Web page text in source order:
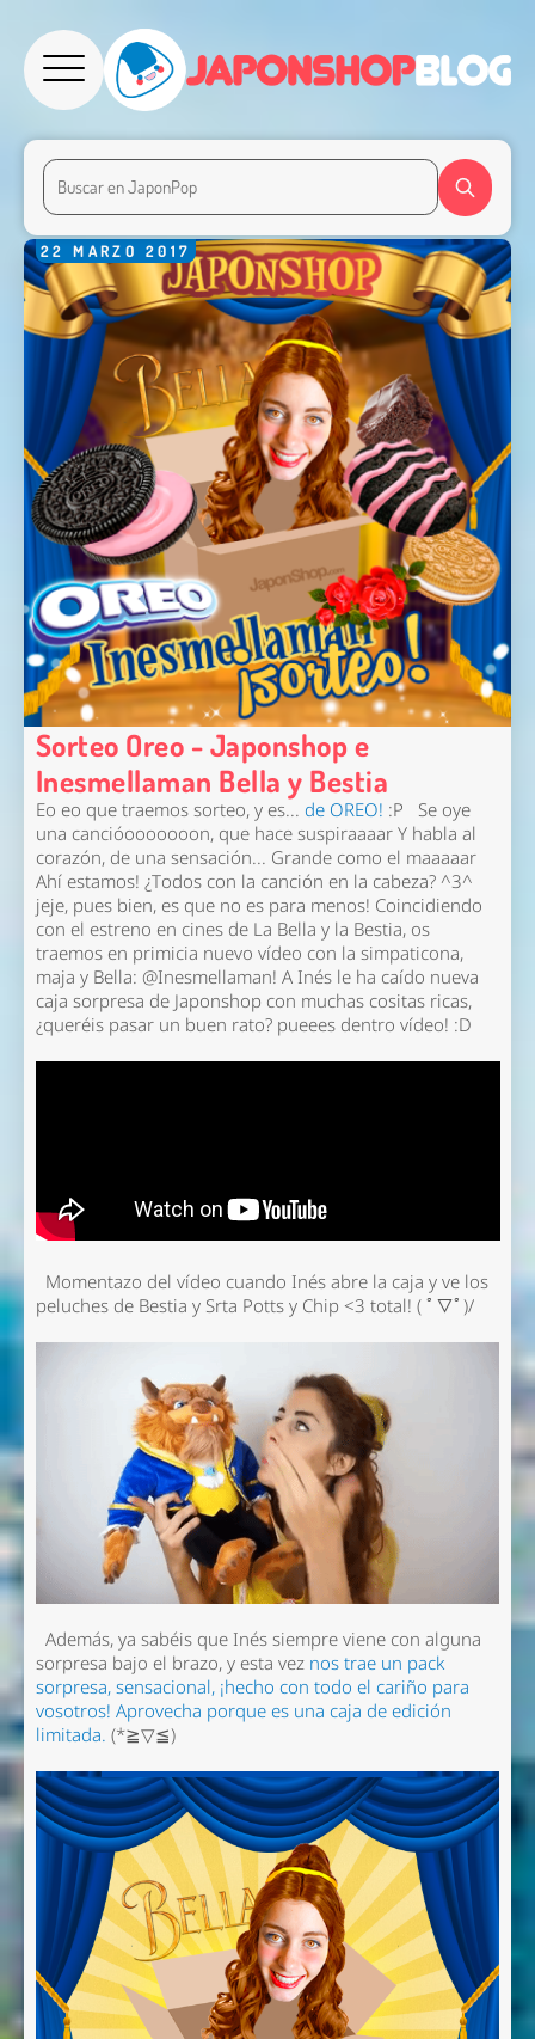
22 MARZO 2017
Sorteo Oreo - Japonshop e
Inesmellaman Bella y Bestia
Eo eo que traemos sorteo, y es... de OREO! :P Se oye
una cancióooooooon, que hace suspiraaaar Y habla al
corazón, de una sensación... Grande como el maaaaar
Ahí estamos! ¿Todos con la canción en la cabeza? ^3^
jeje, pues bien, es que no es para menos! Coincidiendo
con el estreno en cines de La Bella y la Bestia, os
traemos en primicia nuevo vídeo con la simpaticona,
maja y Bella: @Inesmellaman! A Inés le ha caído nueva
caja sorpresa de Japonshop con muchas cositas ricas,
¿queréis pasar un buen rato? pueees dentro vídeo! :D
Momentazo del vídeo cuando Inés abre la caja y ve los
peluches de Bestia y Srta Potts y Chip <3 total! ( ﾟ▽ﾟ)/
Además, ya sabéis que Inés siempre viene con alguna
sorpresa bajo el brazo, y esta vez nos trae un pack
sorpresa, sensacional, ¡hecho con todo el cariño para
vosotros! Aprovecha porque es una caja de edición
limitada. (*≧▽≦)